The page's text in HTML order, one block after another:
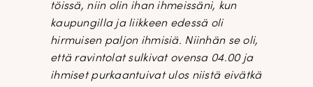
töissä, niin olin ihan ihmeissäni, kun
kaupungilla ja liikkeen edessä oli
hirmuisen paljon ihmisiä. Niinhän se oli,
että ravintolat sulkivat ovensa 04.00 ja
ihmiset purkaantuivat ulos niistä eivätkä